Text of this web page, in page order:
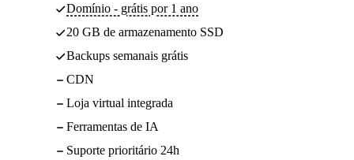
Domínio - grátis por 1 ano
20 GB de armazenamento SSD
Backups semanais grátis
CDN
Loja virtual integrada
Ferramentas de IA
Suporte prioritário 24h